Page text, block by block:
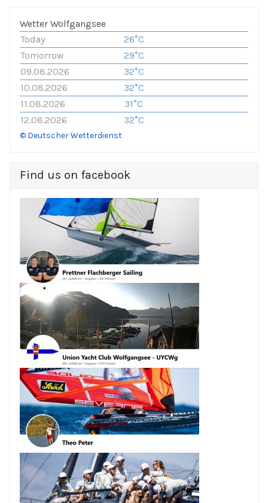
Wetter Wolfgangsee
Today
26°C
Tomorrow
29°C
09.08.2026
32°C
10.08.2026
32°C
11.08.2026
31°C
12.08.2026
32°C
© Deutscher Wetterdienst
Find us on facebook